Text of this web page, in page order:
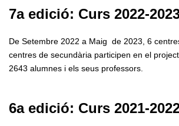
7a edició: Curs 2022-
De Setembre 2022 a Maig de 2023, 6
centres de secundària participen en el
2643 alumnes i els seus professors.
6a edició: Curs 2021-